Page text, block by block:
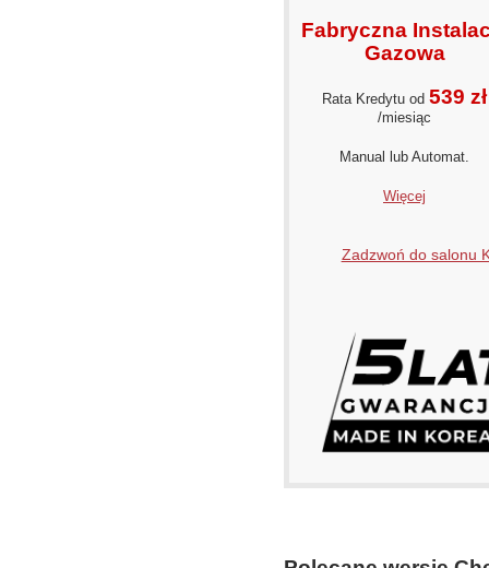
Fabryczna
Gazowa
Rata Kredytu od 539 zł
/miesiąc
Manual lub Automat.
Więcej
Zadzwoń do salonu